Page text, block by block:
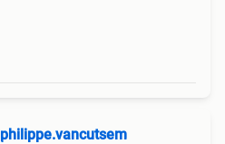
philippe.vancutsem